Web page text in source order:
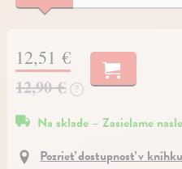
12,51 €
12,90 € ?
Na sklade – Zasielame
Pozrieť dostupnosť v